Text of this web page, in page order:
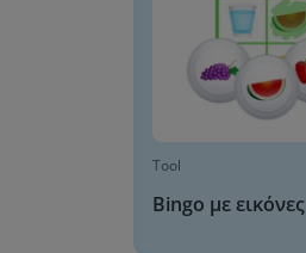
Tool
Bingo με εικόνες